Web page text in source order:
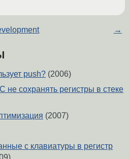
→
push? (2006)
не сохранять регистры в стеке
(2007)
с клавиатуры в регистр